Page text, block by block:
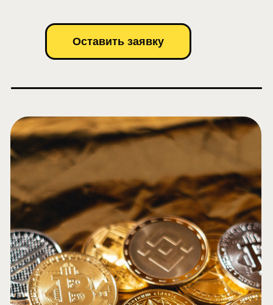
Оставить заявку